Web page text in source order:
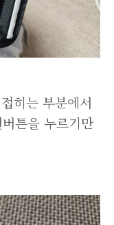
히는 부분에서
튼을 누르기만